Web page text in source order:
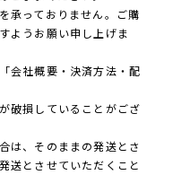
承っておりません。ご購
ようお願い申し上げま
会社概要・決済方法・配
破損していることがござ
は、そのままの発送とさ
送とさせていただくこと